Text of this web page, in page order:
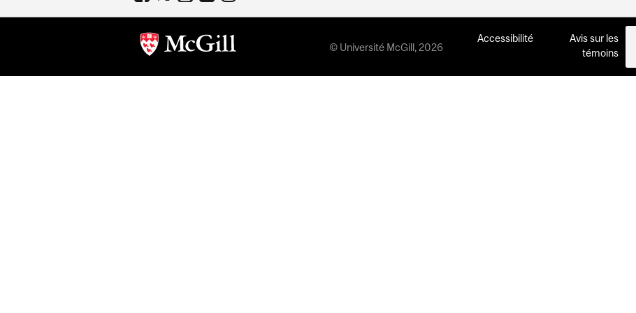
© Université McGill, 2026
Accessibilité
Avis sur les
témoins